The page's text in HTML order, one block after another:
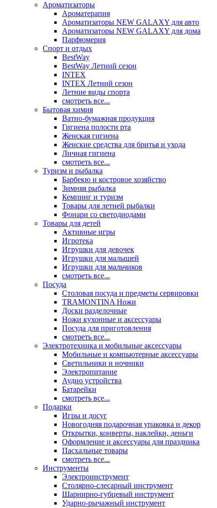
Ароматизаторы
Ароматерапия
Ароматизаторы NEW GALAXY для авто
Ароматизаторы NEW GALAXY для дома
Парфюмерия
Спорт и отдых
BestWay
BestWay Летний сезон
INTEX
INTEX Летний сезон
Летние виды спорта
смотреть все...
Бытовая химия
Ватно-бумажная продукция
Гигиена полости рта
Женская гигиена
Женские средства для бритья и ухода
Личная гигиена
смотреть все...
Туризм и рыбалка
Барбекю и костровое хозяйство
Зимняя рыбалка
Кемпинг и туризм
Товары для летней рыбалки
Фонари со светодиодами
Товары для детей
Активные игры
Игротека
Игрушки для девочек
Игрушки для малышей
Игрушки для мальчиков
смотреть все...
Посуда
Столовая посуда и предметы сервировки
TRAMONTINA Ножи
Доски разделочные
Ножи кухонные и аксессуары
Посуда для приготовления
смотреть все...
Электротехника и мобильные аксессуары
Мобильные и компьютерные аксессуары
Светильники и ночники
Электропитание
Аудио устройства
Батарейки
смотреть все...
Подарки
Игры и досуг
Новогодняя подарочная упаковка и декор
Открытки, конверты, наклейки, деньги
Оформление и аксессуары для праздника
Пасхальные товары
смотреть все...
Инструменты
Электроинструмент
Столярно-слесарный инструмент
Шарнирно-губцевый инструмент
Ударно-рычажный инструмент